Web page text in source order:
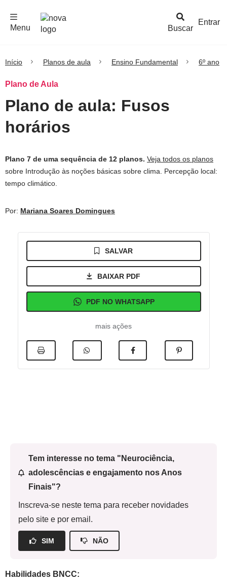
Buscar
Menu
Entrar
Início Planos de aula Ensino Fundamental 6º ano
Plano de Aula
Plano de aula: Fusos
horários
Plano 7 de uma sequência de 12 planos. Veja todos os planos
sobre Introdução às noções básicas sobre clima. Percepção local:
tempo climático.
Por: Mariana Soares Domingues
SALVAR
BAIXAR PDF
PDF NO WHATSAPP
mais ações
Tem interesse no tema "Neurociência,
adolescências e engajamento nos Anos
Finais"?
Inscreva-se neste tema para receber novidades
pelo site e por email.
SIM NÃO
Habilidades BNCC: